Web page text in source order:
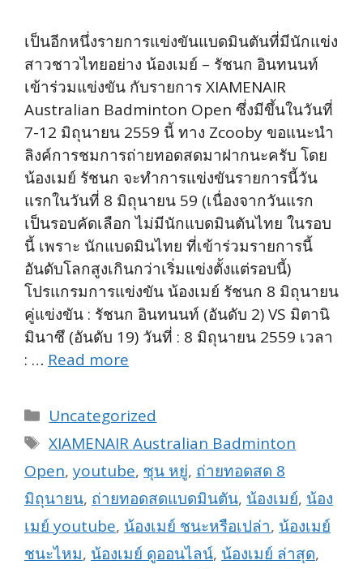
เป็นอีกหนึ่งรายการแข่งขันแบดมินตันที่มีนักแข่ง
สาวชาวไทยอย่าง น้องเมย์ – รัชนก อินทนนท์
เข้าร่วมแข่งขัน กับรายการ XIAMENAIR
Australian Badminton Open ซึ่งมีขึ้นในวันที่
7-12 มิถุนายน 2559 นี้ ทาง Zcooby ขอแนะนำ
ลิงค์การชมการถ่ายทอดสดมาฝากนะครับ โดย
น้องเมย์ รัชนก จะทำการแข่งขันรายการนี้วัน
แรกในวันที่ 8 มิถุนายน 59 (เนื่องจากวันแรก
เป็นรอบคัดเลือก ไม่มีนักแบดมินตันไทย ในรอบ
นี้ เพราะ นักแบดมินไทย ที่เข้าร่วมรายการนี้
อันดับโลกสูงเกินกว่าเริ่มแข่งตั้งแต่รอบนี้)
โปรแกรมการแข่งขัน น้องเมย์ รัชนก 8 มิถุนายน
คู่แข่งขัน : รัชนก อินทนนท์ (อันดับ 2) VS มิตานิ
มินาซึ (อันดับ 19) วันที่ : 8 มิถุนายน 2559 เวลา
: … Read more
Categories
Uncategorized
Tags
XIAMENAIR Australian Badminton
Open, youtube, ซุน หยู่, ถ่ายทอดสด 8
มิถุนายน, ถ่ายทอดสดแบดมินตัน, น้องเมย์, น้อง
เมย์ youtube, น้องเมย์ ชนะหรือเปล่า, น้องเมย์
ชนะไหม, น้องเมย์ ดูออนไลน์, น้องเมย์ ล่าสุด,